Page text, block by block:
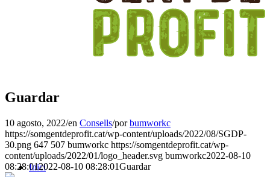
Inici
Guardar
10 agosto, 2022/en Consells/porbumworkc
https://somgentdeprofit.cat/wp-content/uploads/2022/08/SGDP-
30.png 647 507 bumworkc https://somgentdeprofit.cat/wp-
content/uploads/2022/01/logo_header.svg bumworkc2022-08-10
08:28:012022-08-10 08:28:01Guardar